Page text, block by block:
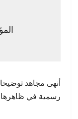
أنهى مجاهد
رسمية في